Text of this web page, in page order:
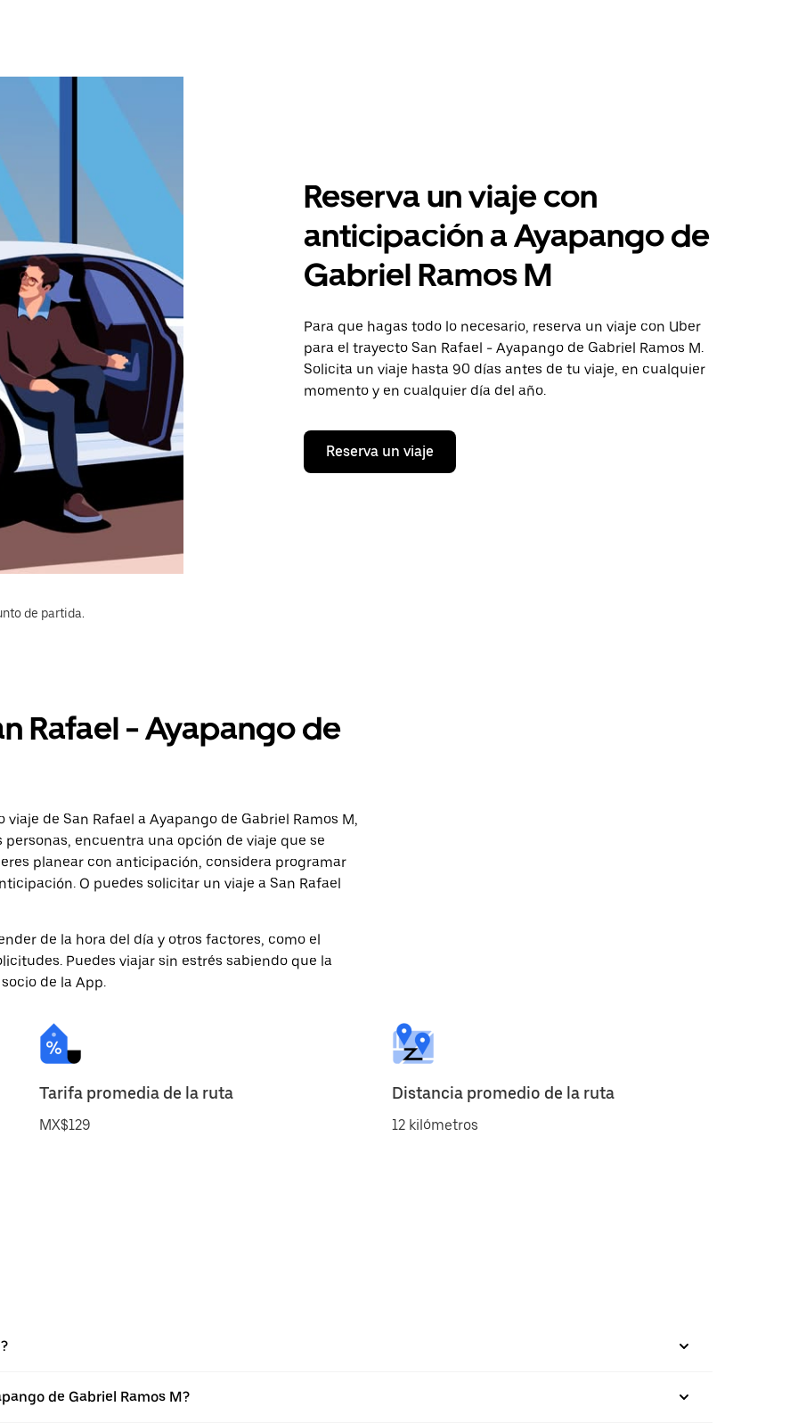
Reserva un viaje con
anticipación a Ayapango de
Gabriel Ramos M
Para que hagas todo lo necesario, reserva un viaje con Uber
para el trayecto San Rafael - Ayapango de Gabriel Ramos M.
Solicita un viaje hasta 90 días antes de tu viaje, en cualquier
momento y en cualquier día del año.
Reserva un viaje
de partida.
Rafael - Ayapango de
de San Rafael a Ayapango de Gabriel Ramos M,
encuentra una opción de viaje que se
planear con anticipación, considera programar
O puedes solicitar un viaje a San Rafael
de la hora del día y otros factores, como el
Puedes viajar sin estrés sabiendo que la
de la App.
Tarifa promedia de la ruta
MX$129
Distancia promedio de la ruta
12 kilómetros
de Gabriel Ramos M?